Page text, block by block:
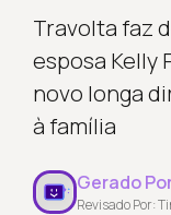
Travolta faz
esposa Kelly
novo longa
à família
Gerado
Revisado Por: